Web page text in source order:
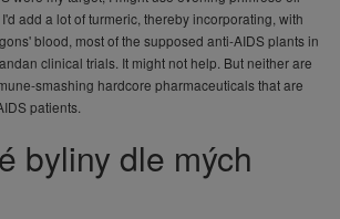
add a lot of turmeric, thereby incorporating, with
blood, most of the supposed anti-AIDS plants in
clinical trials. It might not help. But neither are
smashing hardcore pharmaceuticals that are
patients.